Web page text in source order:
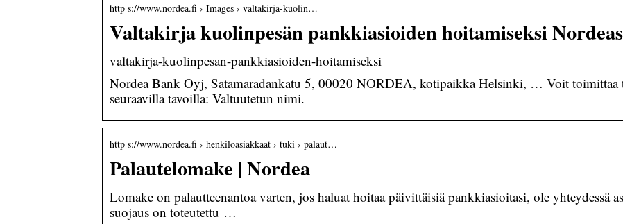
http s://www.nordea.fi › Images › valtakirja-kuolin…
Valtakirja kuolinpesän pankkiasioiden hoitamiseksi
valtakirja-kuolinpesan-pankkiasioiden-hoitamiseksi
Nordea Bank Oyj, Satamaradankatu 5, 00020 NORDEA, kotipaikka Helsinki, … Voit toimittaa
seuraavilla tavoilla: Valtuutetun nimi.
http s://www.nordea.fi › henkiloasiakkaat › tuki › palaut…
Palautelomake | Nordea
Lomake on palautteenantoa varten, jos haluat hoitaa päivittäisiä pankkiasioitasi, ole yhteydessä
suojaus on toteutettu …